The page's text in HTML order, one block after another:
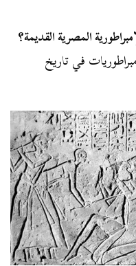
المصرية القديمة؟
في تاريخ